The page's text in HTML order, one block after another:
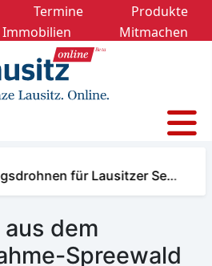
Termine
Produkte
Immobilien
Mitmachen
für Lausitzer Se…
dem
Spreewald